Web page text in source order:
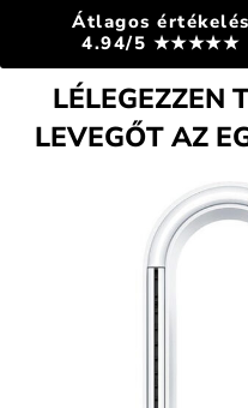
Átlagos értékelés
4.94/5 ★★★★★
LÉLEGEZZEN
LEVEGŐT AZ